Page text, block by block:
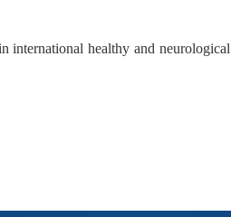
healthy and neurological